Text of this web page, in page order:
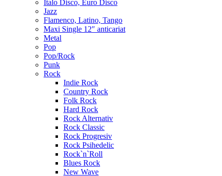
Italo Disco, Euro Disco
Jazz
Flamenco, Latino, Tango
Maxi Single 12″ anticariat
Metal
Pop
Pop/Rock
Punk
Rock
Indie Rock
Country Rock
Folk Rock
Hard Rock
Rock Alternativ
Rock Classic
Rock Progresiv
Rock Psihedelic
Rock`n`Roll
Blues Rock
New Wave